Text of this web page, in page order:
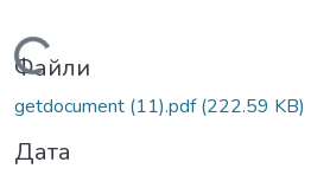
Вантажиться...
Файли
getdocument (11).pdf(222.59 KB)
Дата